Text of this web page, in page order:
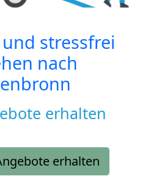
stressfrei
nach
erhalten
erhalten